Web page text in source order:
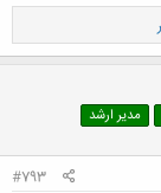
مدیر ارشد
#793